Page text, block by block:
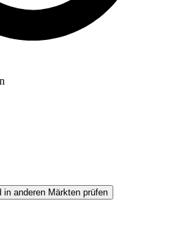
in anderen Märkten prüfen